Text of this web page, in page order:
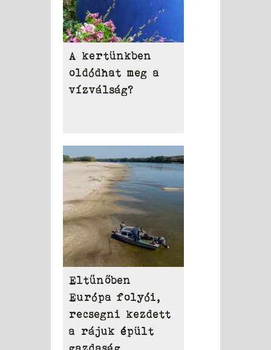
A kertünkben
oldódhat meg a
vízválság?
Eltűnőben
Európa folyói,
recsegni kezdett
a rájuk épült